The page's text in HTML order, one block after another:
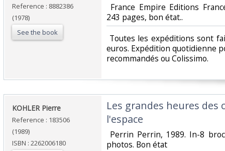
Reference : 8882386
(1978)
See the book
France Empire Editions
243 pages, bon état..‎
Toutes les expéditions sont
euros. Expédition quotidienne
recommandés ou Colissimo. ‎
‎KOHLER Pierre‎
Reference : 183506
(1989)
ISBN : 2262006180
‎Les grandes heures des
l'espace‎
Perrin Perrin, 1989. In-8
photos. Bon état‎